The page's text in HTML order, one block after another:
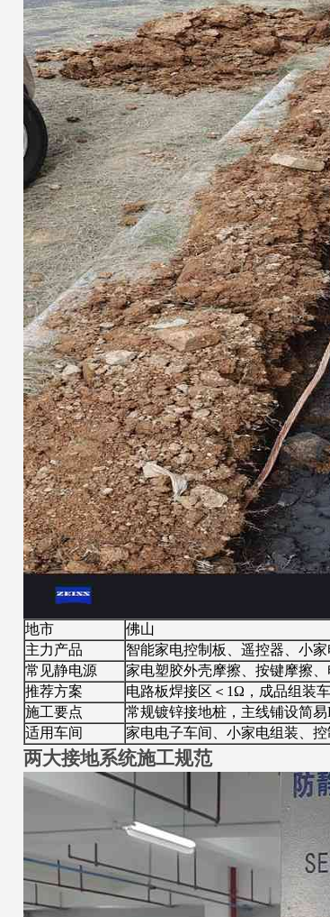
地市
佛山
主力产品
智能家电控制板、遥控器、小
常见静电源
家电塑胶外壳摩擦、按键摩擦
推荐方案
电路板焊接区＜1Ω，成品组装
施工要点
常规镀锌接地桩，主线铺设简
适用车间
家电电子车间、小家电组装、
两大接地系统施工规范